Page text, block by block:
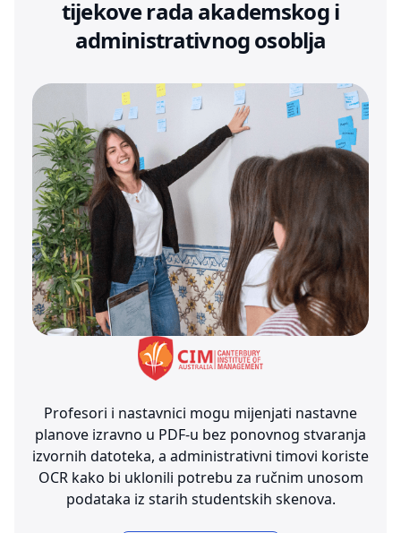
tijekove rada akademskog i
administrativnog osoblja
Profesori i nastavnici mogu mijenjati nastavne
planove izravno u PDF-u bez ponovnog stvaranja
izvornih datoteka, a administrativni timovi koriste
OCR kako bi uklonili potrebu za ručnim unosom
podataka iz starih studentskih skenova.